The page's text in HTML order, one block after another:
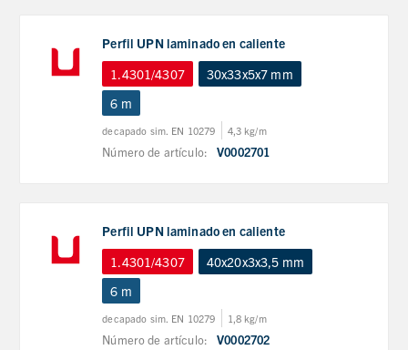
Perfil UPN laminado en caliente
1.4301/4307
30x33x5x7 mm
6 m
decapado sim. EN 10279 4,3 kg/m
Número de artículo: V0002701
Perfil UPN laminado en caliente
1.4301/4307
40x20x3x3,5 mm
6 m
decapado sim. EN 10279 1,8 kg/m
Número de artículo: V0002702